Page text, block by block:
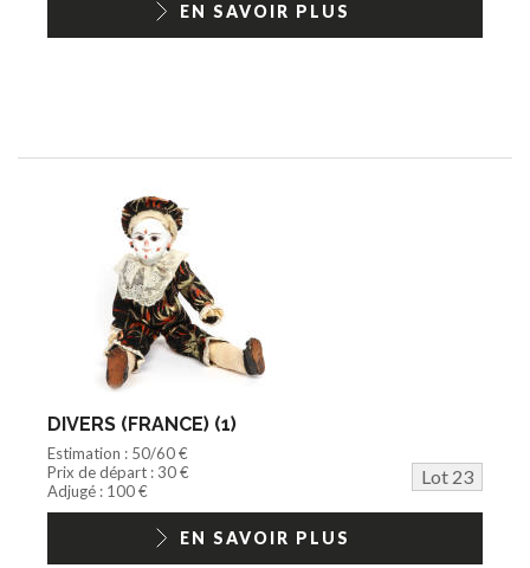
EN SAVOIR PLUS
DIVERS (FRANCE) (1)
Estimation : 50/60 €
Prix de départ : 30 €
Lot 23
Adjugé : 100 €
EN SAVOIR PLUS